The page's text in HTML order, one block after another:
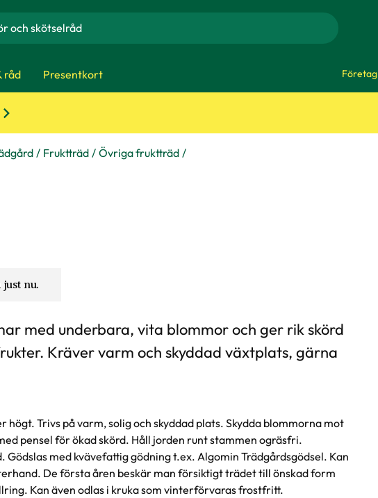
råd Presentkort Företag
Fruktträd Övriga fruktträd
nu.
med underbara, vita blommor och ger rik skörd
Kräver varm och skyddad växtplats, gärna
högt. Trivs på varm, solig och skyddad plats. Skydda blommorna mot
pensel för ökad skörd. Håll jorden runt stammen ogräsfri.
med kvävefattig gödning t.ex. Algomin Trädgårdsgödsel. Kan
De första åren beskär man försiktigt trädet till önskad form
Kan även odlas i kruka som vinterförvaras frostfritt.